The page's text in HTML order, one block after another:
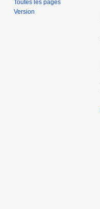
Toutes les pages
Version